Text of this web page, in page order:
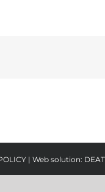
| Web solution: